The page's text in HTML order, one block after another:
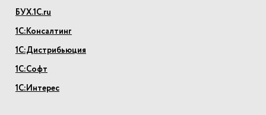
БУХ.1С.ru
1С:Консалтинг
1С:Дистрибьюция
1С:Софт
1С:Интерес